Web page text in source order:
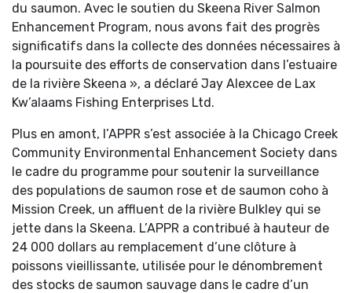
du saumon. Avec le soutien du Skeena River Salmon
Enhancement Program, nous avons fait des progrès
significatifs dans la collecte des données nécessaires à
la poursuite des efforts de conservation dans l’estuaire
de la rivière Skeena », a déclaré Jay Alexcee de Lax
Kw’alaams Fishing Enterprises Ltd.
Plus en amont, l’APPR s’est associée à la Chicago Creek
Community Environmental Enhancement Society dans
le cadre du programme pour soutenir la surveillance
des populations de saumon rose et de saumon coho à
Mission Creek, un affluent de la rivière Bulkley qui se
jette dans la Skeena. L’APPR a contribué à hauteur de
24 000 dollars au remplacement d’une clôture à
poissons vieillissante, utilisée pour le dénombrement
des stocks de saumon sauvage dans le cadre d’un